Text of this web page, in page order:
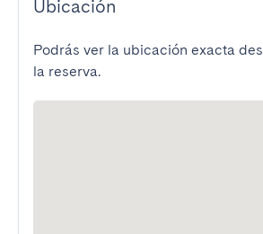
Ubicación
Podrás ver la ubicación exacta
la reserva.